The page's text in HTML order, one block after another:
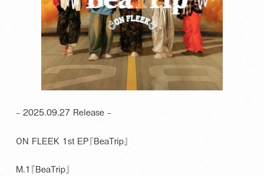
– 2025.09.27 Release –
ON FLEEK 1st EP『BeaTrip』
M.1『BeaTrip』